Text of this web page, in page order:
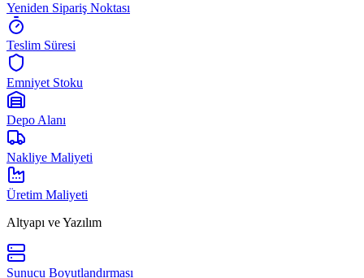
Yeniden Sipariş Noktası
Teslim Süresi
Emniyet Stoku
Depo Alanı
Nakliye Maliyeti
Üretim Maliyeti
Altyapı ve Yazılım
Sunucu Boyutlandırması